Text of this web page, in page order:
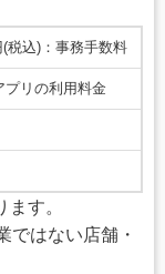
税込)：事務手数料
プリの利用料金
す。
ではない店舗・